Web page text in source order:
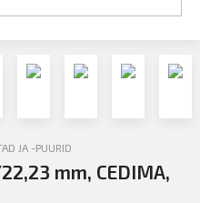
JA -PUURID
mm, CEDIMA,